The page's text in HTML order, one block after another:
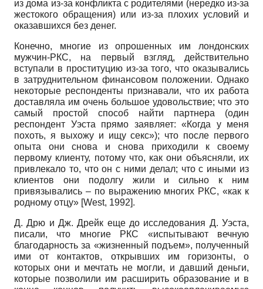
из дома из-за конфликта с родителями (нередко из-за
жестокого обращения) или из-за плохих условий и
оказавшихся без денег.
Конечно, многие из опрошенных им лондонских
мужчин-РКС, на первый взгляд, действительно
вступали в проституцию из-за того, что оказывались
в затруднительном финансовом положении. Однако
некоторые респонденты признавали, что их работа
доставляла им очень большое удовольствие; что это
самый простой способ найти партнера (один
респондент Уэста прямо заявляет: «Когда у меня
похоть, я выхожу и ищу секс»); что после первого
опыта они снова и снова приходили к своему
первому клиенту, потому что, как они объясняли, их
привлекало то, что он с ними делал; что с иными из
клиентов они подолгу жили и сильно к ним
привязывались – по выражению многих РКС, «как к
родному отцу» [West, 1992].
Д. Дрю и Дж. Дрейк еще до исследования Д. Уэста,
писали, что многие РКС «испытывают вечную
благодарность за «жизненный подъем», полученный
ими от контактов, открывших им горизонты, о
которых они и мечтать не могли, и давший деньги,
которые позволили им расширить образование и в